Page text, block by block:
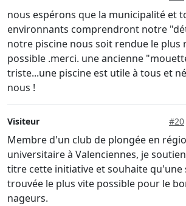
nous espérons que la municipalité et
environnants comprendront notre
notre piscine nous soit rendue le plus
possible .merci. une ancienne
triste...une piscine est utile à tous et
nous !
Visiteur #20
Membre d'un club de plongée en
universitaire à Valenciennes, je
titre cette initiative et souhaite
trouvée le plus vite possible pour le
nageurs.